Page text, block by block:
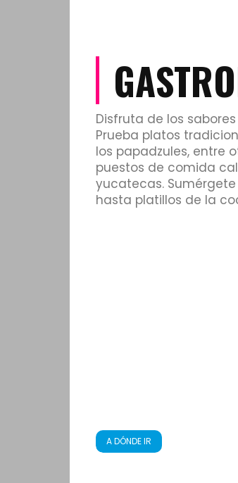
Disfruta de los
Prueba platos
los papadzules, entre
puestos de comida
yucatecas.
hasta platillos de la
A DÓNDE IR